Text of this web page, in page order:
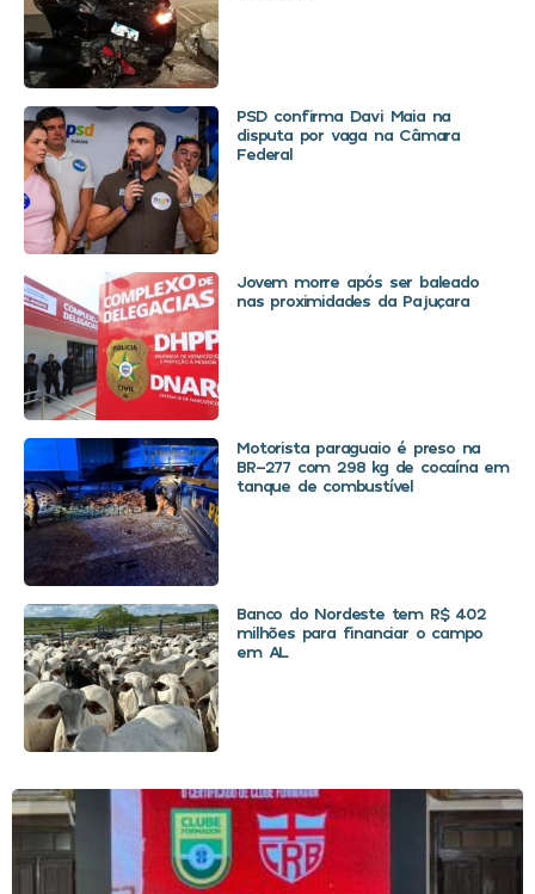
PSD confirma Davi Maia na
disputa por vaga na Câmara
Federal
Jovem morre após ser baleado
nas proximidades da Pajuçara
Motorista paraguaio é preso na
BR-277 com 298 kg de cocaína em
tanque de combustível
Banco do Nordeste tem R$ 402
milhões para financiar o campo
em AL